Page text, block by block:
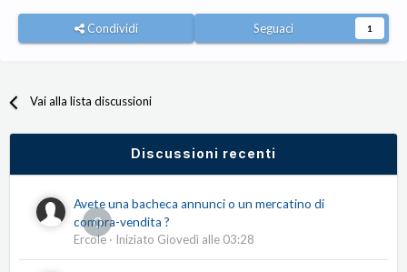
Condividi Seguaci 1
Vai alla lista discussioni
Discussioni recenti
0
Avete una bacheca annunci o un mercatino di
compra-vendita ?
Ercole · Iniziato Giovedì alle 03:28